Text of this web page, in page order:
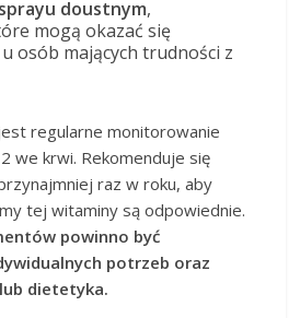
sprayu doustnym,
mogą okazać się
osób mających trudności z
regularne monitorowanie
we krwi. Rekomenduje się
raz w roku, aby
tej witaminy są odpowiednie.
powinno być
potrzeb oraz
dietetyka.